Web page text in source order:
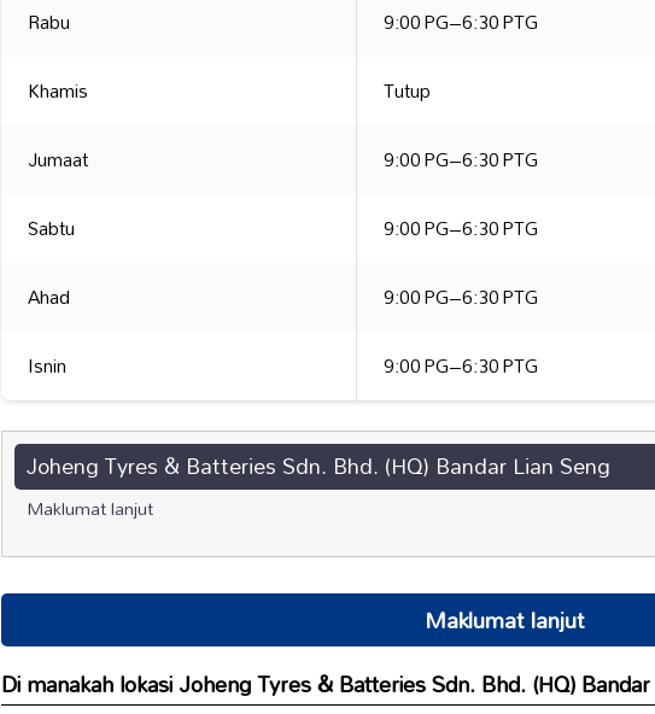
Rabu
9:00 PG–6:30 PTG
Khamis
Tutup
Jumaat
9:00 PG–6:30 PTG
Sabtu
9:00 PG–6:30 PTG
Ahad
9:00 PG–6:30 PTG
Isnin
9:00 PG–6:30 PTG
Joheng Tyres & Batteries Sdn. Bhd. (HQ) Bandar Lian Seng
Maklumat lanjut
Maklumat lanjut
Di manakah lokasi Joheng Tyres & Batteries Sdn. Bhd. (HQ)